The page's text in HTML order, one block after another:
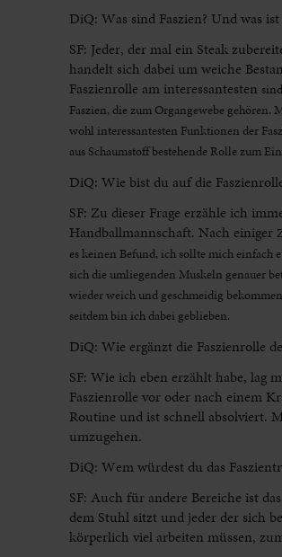
DiQ: Was sind Faszien? Und was
SF: Jeder, der mal ein Steak
handelt sich dabei um weiche
Faszienrolle am interessantesten
Faszien, die zum Organgewebe
wohl interessantesten Funktionen der
aus Schaumstoff bestehende Rolle zum
DiQ: Wie bist du auf die
SF: Zu dieser Frage erzähle ich
Handballmannschaft. Nach einiger
es keinen Befund, ich sollte mich
sich die umliegenden Muskeln genauer
wieder weich und geschmeidig
seitdem bin ich dabei geblieben.
DiQ: Wie ergänzt die Faszienrolle
SF: Wie ich eben erzählt habe, lag
Faszienrolle vor oder nach einem
Routine und ist schnell absolviert.
umzugehen.
DiQ: Wem würdest du das
SF: Auch für andere Bereiche ist
dem Stuhl sitzt und jeder der sich
körperlich viel arbeiten müssen,